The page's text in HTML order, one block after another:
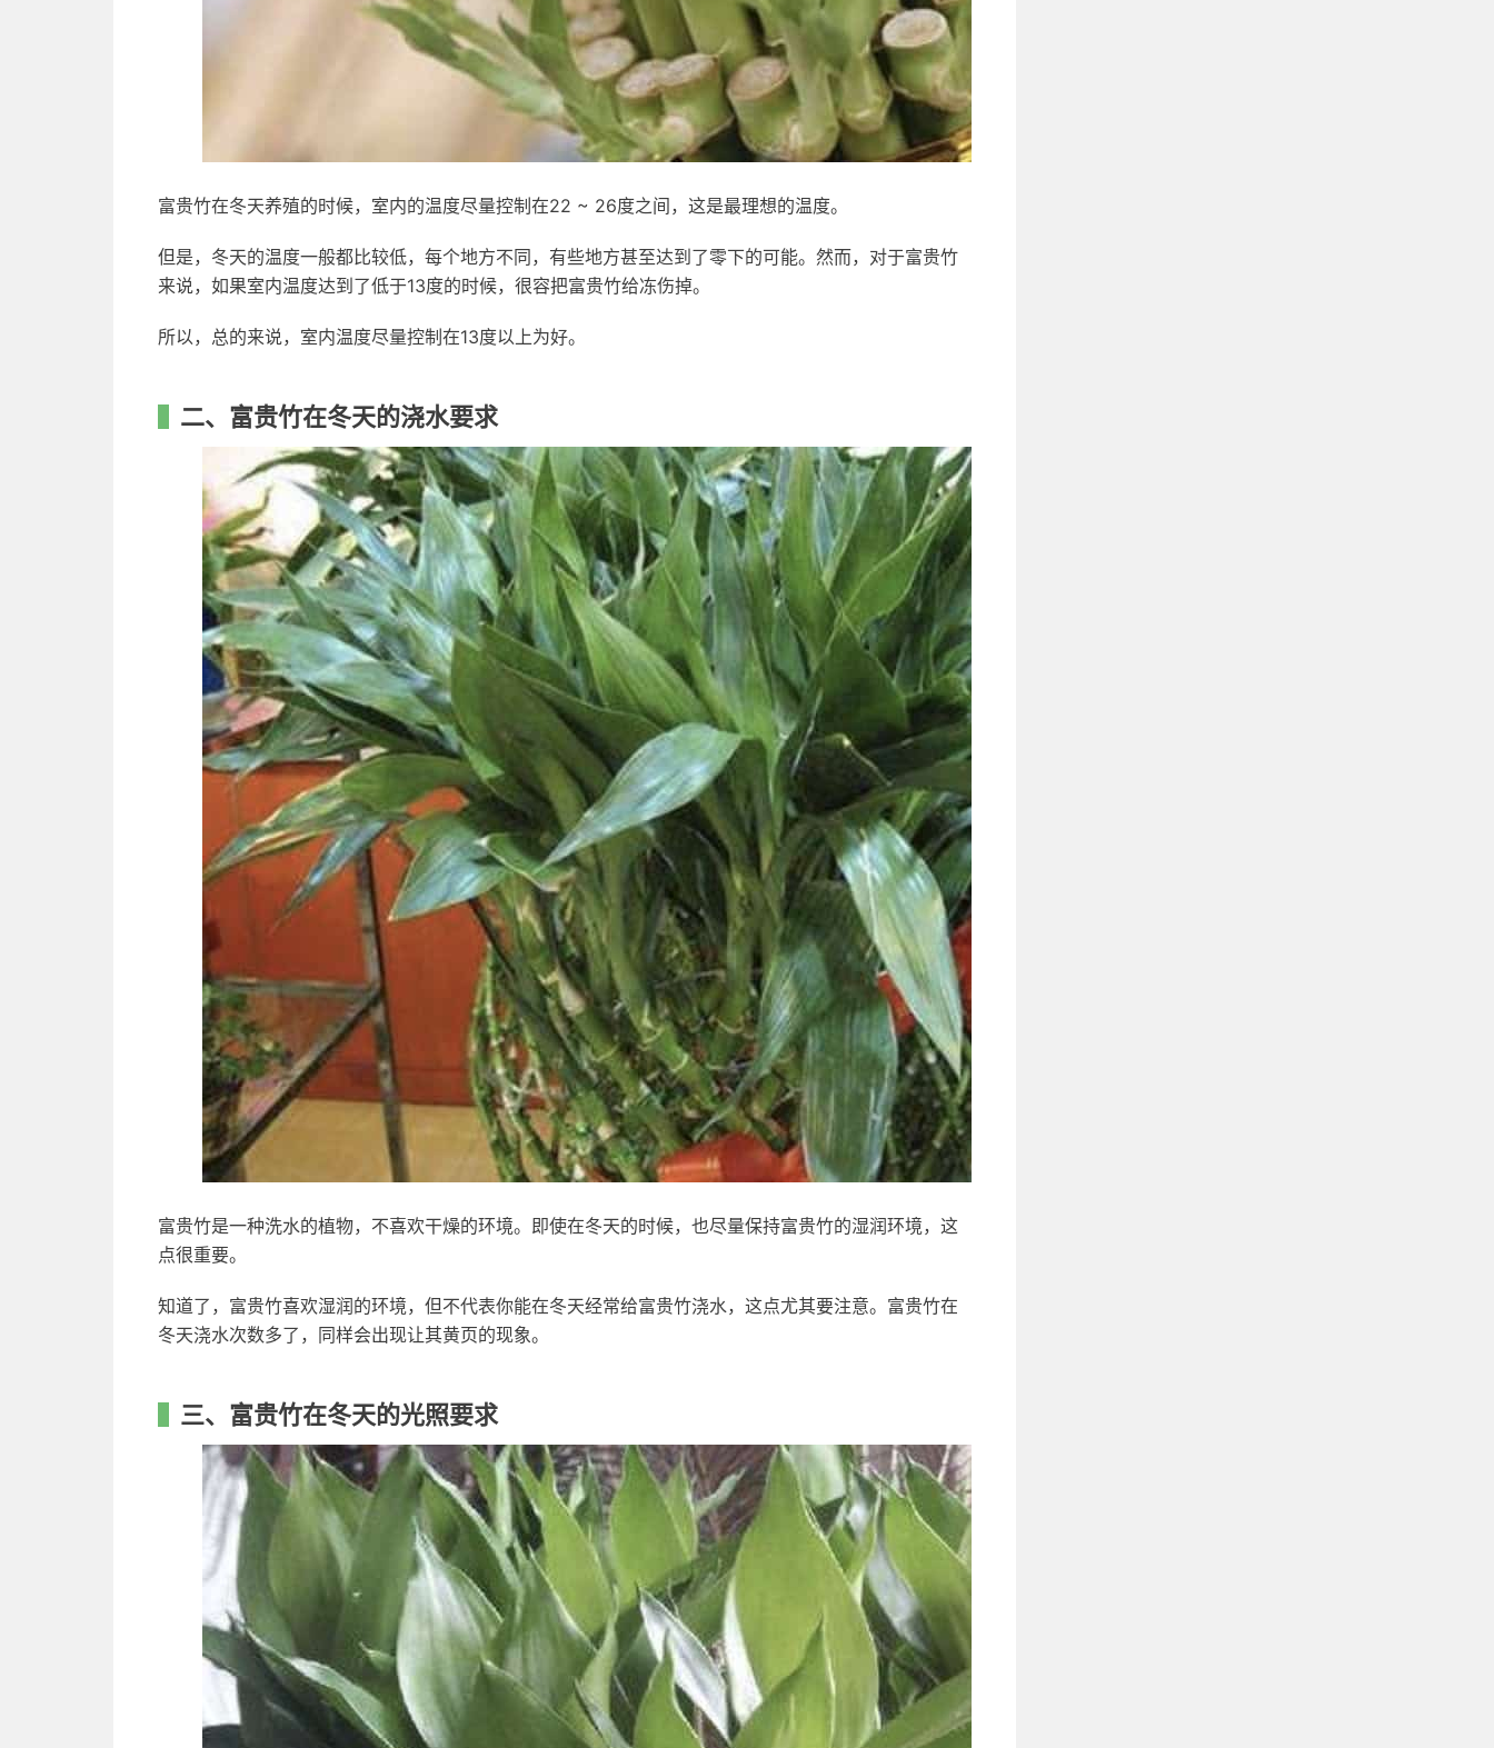
富贵竹在冬天养殖的时候，室内的温度尽量控制在22 ~ 26度之间，这是最理想的温度。
但是，冬天的温度一般都比较低，每个地方不同，有些地方甚至达到了零下的可能。然而，对于富贵竹
来说，如果室内温度达到了低于13度的时候，很容把富贵竹给冻伤掉。
所以，总的来说，室内温度尽量控制在13度以上为好。
二、富贵竹在冬天的浇水要求
富贵竹是一种洗水的植物，不喜欢干燥的环境。即使在冬天的时候，也尽量保持富贵竹的湿润环境，这
点很重要。
知道了，富贵竹喜欢湿润的环境，但不代表你能在冬天经常给富贵竹浇水，这点尤其要注意。富贵竹在
冬天浇水次数多了，同样会出现让其黄页的现象。
三、富贵竹在冬天的光照要求